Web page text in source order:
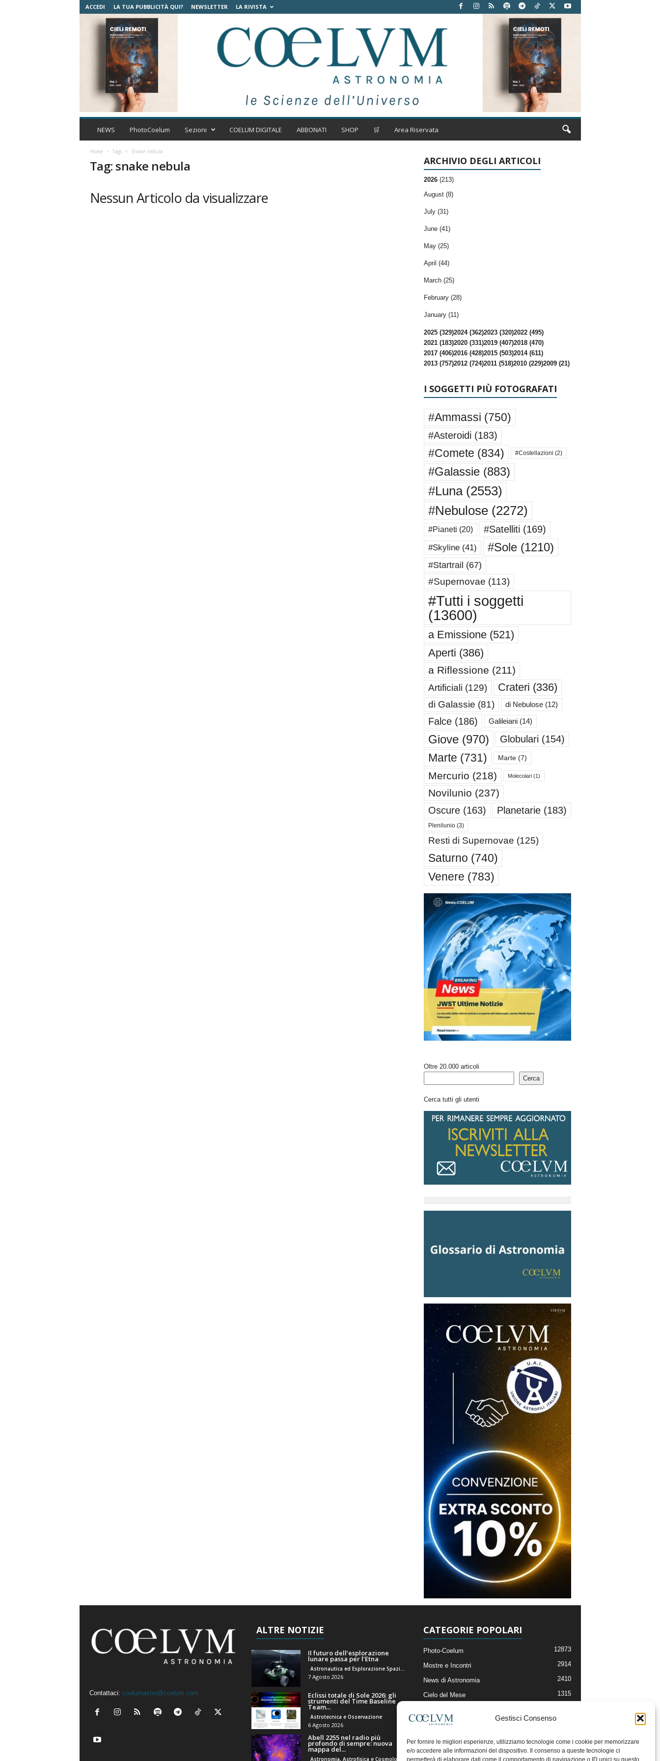
Gestisci Consenso
Per fornire le migliori esperienze, utilizziamo tecnologie come i cookie per memorizzare
e/o accedere alle informazioni del dispositivo. Il consenso a queste tecnologie ci
permetterà di elaborare dati come il comportamento di navigazione o ID unici su questo
ACCEDI LA TUA PUBBLICITÀ QUI? NEWSLETTER LA RIVISTA
C
m
t
NEWS PhotoCoelum Sezioni COELUM DIGITALE ABBONATI SHOP 🛒 Area Riservata
Home Tags Snake nebula
Tag: snake nebula
Nessun Articolo da visualizzare
ARCHIVIO DEGLI ARTICOLI
2026 (213)
August (8)
July (31)
June (41)
May (25)
April (44)
March (25)
February (28)
January (11)
2025 (329)2024 (362)2023 (320)2022 (495)
2021 (183)2020 (331)2019 (407)2018 (470)
2017 (406)2016 (428)2015 (503)2014 (611)
2013 (757)2012 (724)2011 (518)2010 (229)2009 (21)
I SOGGETTI PIÙ FOTOGRAFATI
#Ammassi (750)
#Asteroidi (183)
#Comete (834) #Costellazioni (2)
#Galassie(883)
#Luna(2553)
#Nebulose(2272)
#Pianeti (20) #Satelliti (169)
#Skyline(41) #Sole(1210)
#Startrail (67)
#Supernovae (113)
#Tutti i soggetti
(13600)
a Emissione(521)
Aperti (386)
a Riflessione (211)
Artificiali (129) Crateri (336)
di Galassie (81) di Nebulose(12)
Falce(186) Galileiani(14)
Giove(970) Globulari (154)
Marte (731) Marte(7)
Mercurio (218) Molecolari(1)
Novilunio (237)
Oscure(163) Planetarie(183)
Plenilunio(3)
Resti di Supernovae (125)
Saturno (740)
Venere (783)
Oltre 20.000 articoli
Cerca
Cerca tutti gli utenti
Contattaci: coelumastro@coelum.com
ALTRE NOTIZIE
Il futuro dell’esplorazione
lunare passa per l’Etna
Astronautica ed Esplorazione Spaziale
7 Agosto 2026
Eclissi totale di Sole 2026: gli
strumenti del Time Baseline
Team...
Astrotecnica e Osservazione
6 Agosto 2026
Abell 2255 nel radio più
profondo di sempre: nuova
mappa del...
Astronomia, Astrofisica e Cosmologia
CATEGORIE POPOLARI
Photo-Coelum 12873
Mostre e Incontri 2914
News di Astronomia 2410
Cielo del Mese 1315
Articoli e Risorse On-Line
Il Blog della Redazione